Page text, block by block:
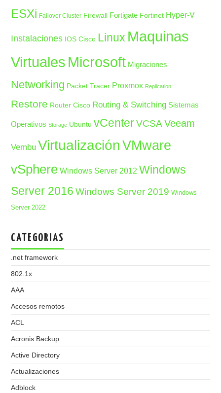
ESXi Failover Cluster Firewall Fortigate Fortinet Hyper-V
Instalaciones IOS Cisco Linux Maquinas
Virtuales Microsoft Migraciones
Networking Packet Tracer Proxmox Replication
Restore Router Cisco Routing & Switching Sistemas
Operativos Storage Ubuntu vCenter VCSA Veeam
Vembu Virtualización VMware
vSphere Windows Server 2012 Windows
Server 2016 Windows Server 2019 Windows
Server 2022
CATEGORIAS
.net framework
802.1x
AAA
Accesos remotos
ACL
Acronis Backup
Active Directory
Actualizaciones
Adblock